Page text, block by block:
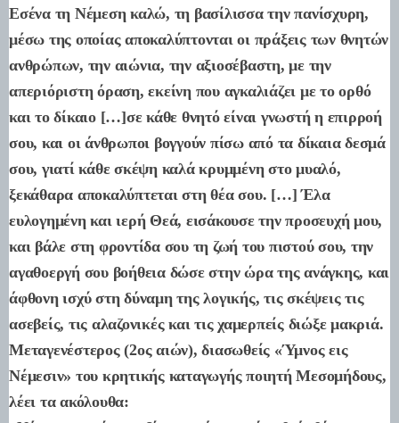
Εσένα τη Νέμεση καλώ, τη βασίλισσα την πανίσχυρη,
μέσω της οποίας αποκαλύπτονται οι πράξεις των θνητών
ανθρώπων, την αιώνια, την αξιοσέβαστη, με την
απεριόριστη όραση, εκείνη που αγκαλιάζει με το ορθό
και το δίκαιο […]σε κάθε θνητό είναι γνωστή η επιρροή
σου, και οι άνθρωποι βογγούν πίσω από τα δίκαια δεσμά
σου, γιατί κάθε σκέψη καλά κρυμμένη στο μυαλό,
ξεκάθαρα αποκαλύπτεται στη θέα σου. […] Έλα
ευλογημένη και ιερή Θεά, εισάκουσε την προσευχή μου,
και βάλε στη φροντίδα σου τη ζωή του πιστού σου, την
αγαθοεργή σου βοήθεια δώσε στην ώρα της ανάγκης, και
άφθονη ισχύ στη δύναμη της λογικής, τις σκέψεις τις
ασεβείς, τις αλαζονικές και τις χαμερπείς διώξε μακριά.
Μεταγενέστερος (2ος αιών), διασωθείς «Ύμνος εις
Νέμεσιν» του κρητικής καταγωγής ποιητή Μεσομήδους,
λέει τα ακόλουθα: